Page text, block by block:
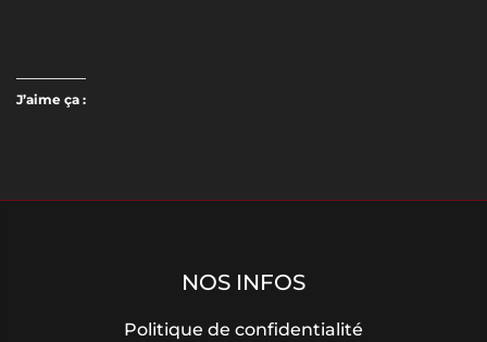
J’aime ça :
NOS INFOS
Politique de confidentialité